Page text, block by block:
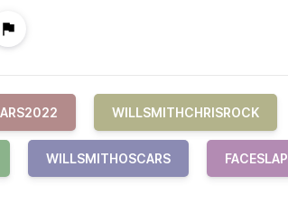
WILLSMITHCHRISROCK
WILLSMITHOSCARS FACESLAP